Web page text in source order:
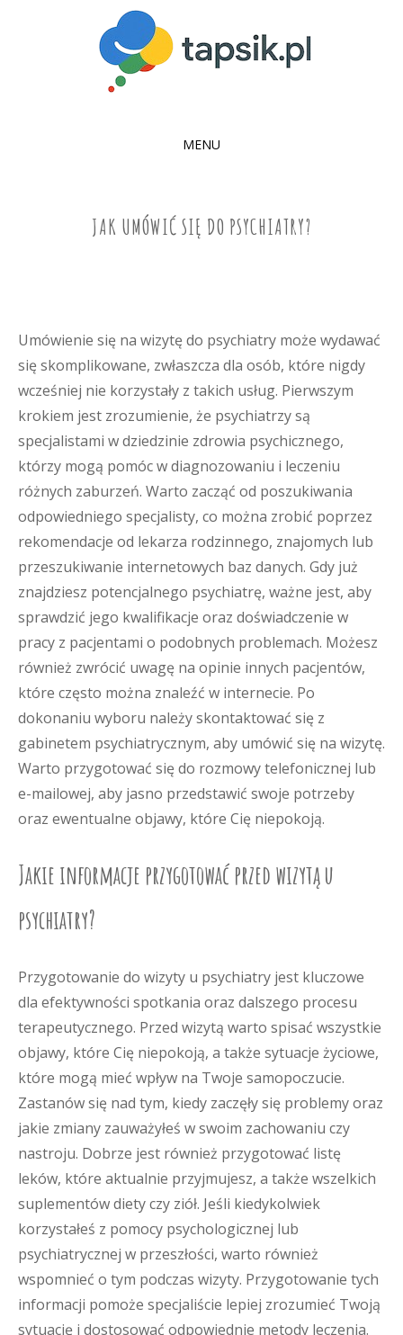
MENU
JAK UMÓWIĆ SIĘ DO PSYCHIATRY?
Umówienie się na wizytę do psychiatry może wydawać
się skomplikowane, zwłaszcza dla osób, które nigdy
wcześniej nie korzystały z takich usług. Pierwszym
krokiem jest zrozumienie, że psychiatrzy są
specjalistami w dziedzinie zdrowia psychicznego,
którzy mogą pomóc w diagnozowaniu i leczeniu
różnych zaburzeń. Warto zacząć od poszukiwania
odpowiedniego specjalisty, co można zrobić poprzez
rekomendacje od lekarza rodzinnego, znajomych lub
przeszukiwanie internetowych baz danych. Gdy już
znajdziesz potencjalnego psychiatrę, ważne jest, aby
sprawdzić jego kwalifikacje oraz doświadczenie w
pracy z pacjentami o podobnych problemach. Możesz
również zwrócić uwagę na opinie innych pacjentów,
które często można znaleźć w internecie. Po
dokonaniu wyboru należy skontaktować się z
gabinetem psychiatrycznym, aby umówić się na wizytę.
Warto przygotować się do rozmowy telefonicznej lub
e-mailowej, aby jasno przedstawić swoje potrzeby
oraz ewentualne objawy, które Cię niepokoją.
Jakie informacje przygotować przed wizytą u
psychiatry?
Przygotowanie do wizyty u psychiatry jest kluczowe
dla efektywności spotkania oraz dalszego procesu
terapeutycznego. Przed wizytą warto spisać wszystkie
objawy, które Cię niepokoją, a także sytuacje życiowe,
które mogą mieć wpływ na Twoje samopoczucie.
Zastanów się nad tym, kiedy zaczęły się problemy oraz
jakie zmiany zauważyłeś w swoim zachowaniu czy
nastroju. Dobrze jest również przygotować listę
leków, które aktualnie przyjmujesz, a także wszelkich
suplementów diety czy ziół. Jeśli kiedykolwiek
korzystałeś z pomocy psychologicznej lub
psychiatrycznej w przeszłości, warto również
wspomnieć o tym podczas wizyty. Przygotowanie tych
informacji pomoże specjaliście lepiej zrozumieć Twoją
sytuację i dostosować odpowiednie metody leczenia.